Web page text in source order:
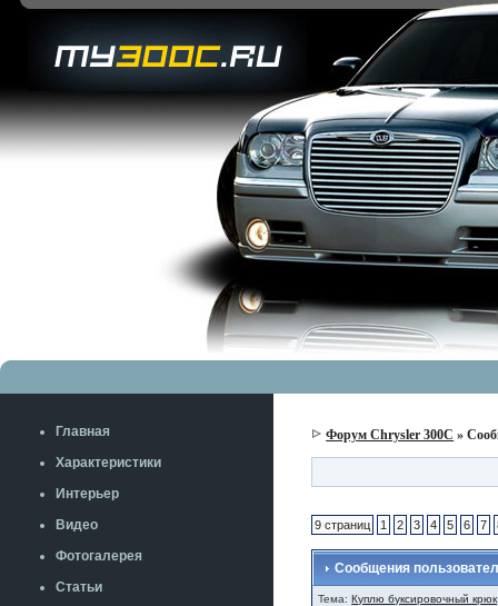
Главная
Характеристики
Интерьер
Видео
Фотогалерея
Статьи
Форум Chrysler 300C »
9 страниц 1 2 3 4 5 6 7
Сообщения
Тема:Куплю буксировочный крюк